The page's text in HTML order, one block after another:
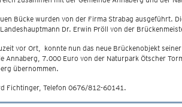
Bücke wurden von der Firma Strabag ausgeführt.
Dr. Erwin Pröll von der
vor Ort, konnte nun das neue Brückenobjekt
7.000 Euro von der Naturpark Ötscher
übernommen.
Fichtinger, Telefon 0676/812-60141.